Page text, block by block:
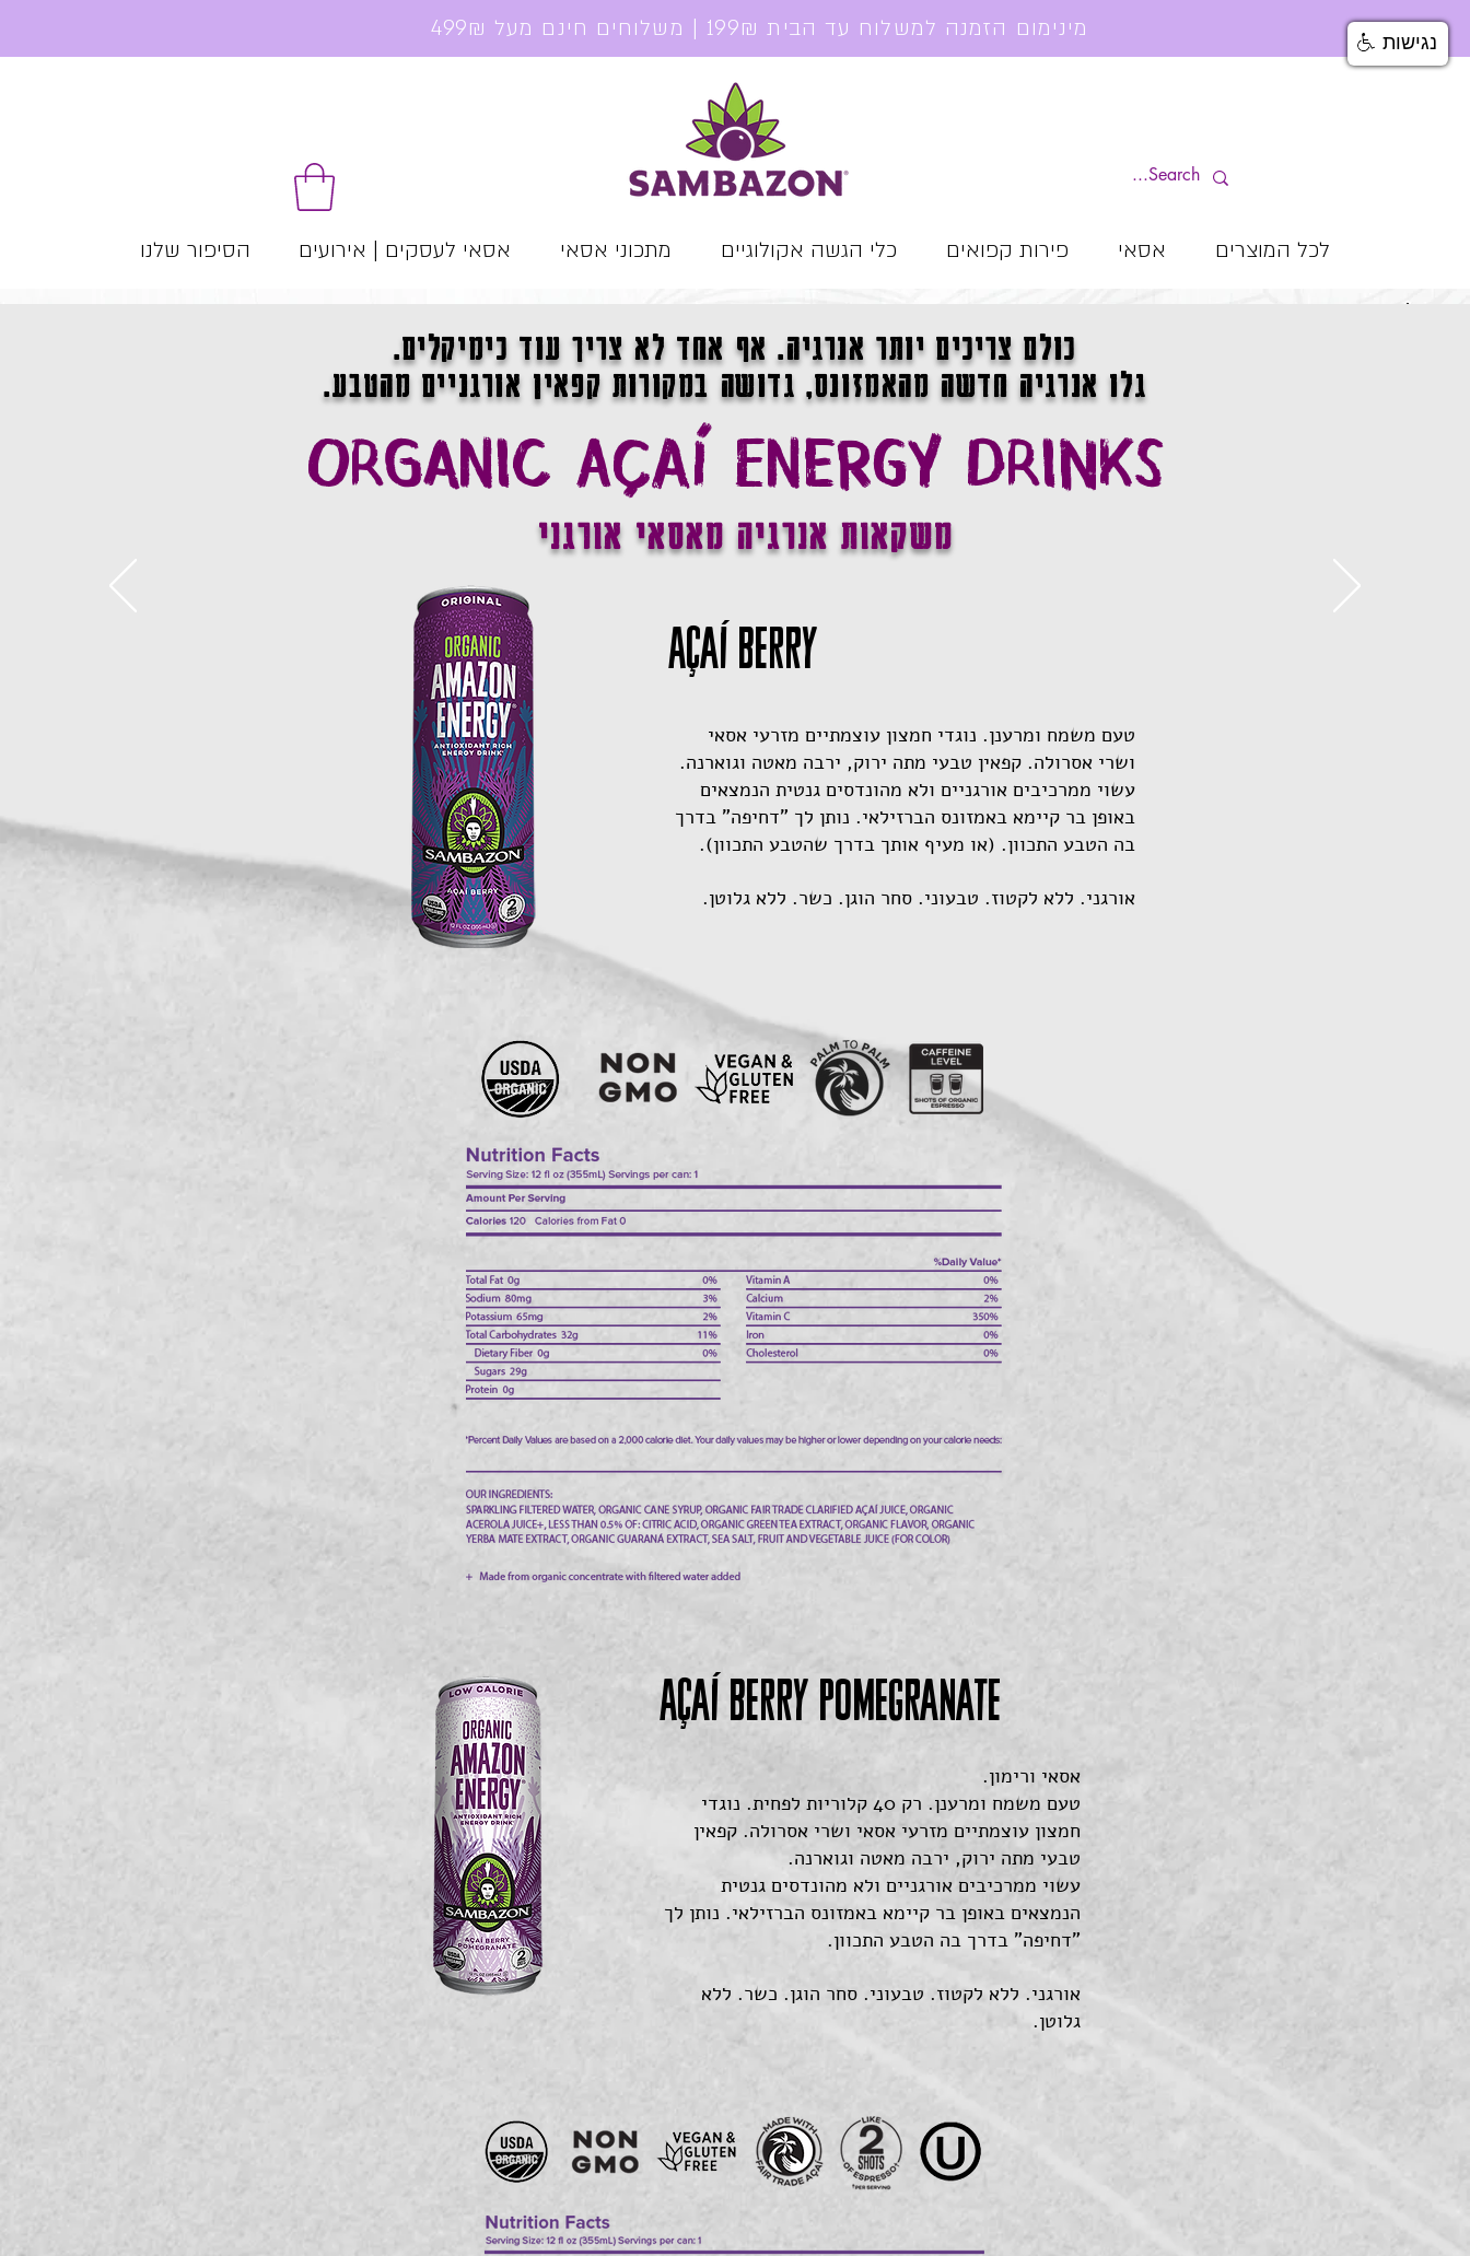
לכל המוצרים אסאי פירות קפואים כלי הגשה אקולוגיים מתכוני אסאי אסאי לעסקים | אירועים הסיפור שלנו
! האסאי המקורי מברזיל
לרכישה אונליין
כולם צריכים יותר אנרגיה. אף אחד לא צריך עוד כימיקלים.
גלו אנרגיה חדשה מהאמזונס, גדושה במקורות קפאין אורגניים מהטבע.
ORGANIC AÇAÍ ENERGY DRINKS
משקאות אנרגיה מאסאי אורגני
Açaí Berry
טעם משמח ומרענן. נוגדי חמצון עוצמתיים מזרעי אסאי
ושרי אסרולה. קפאין טבעי מתה ירוק, ירבה מאטה וגוארנה.
עשוי ממרכיבים אורגניים ולא מהונדסים גנטית הנמצאים
באופן בר קיימא באמזונס הברזילאי. נותן לך "דחיפה" בדרך
בה הטבע התכוון. (או מעיף אותך בדרך שהטבע התכוון).
אורגני. ללא לקטוז. טבעוני. סחר הוגן. כשר. ללא גלוטן.
Açaí Berry POMEGRANATE
אסאי ורימון.
טעם משמח ומרענן. רק 40 קלוריות לפחית. נוגדי
חמצון עוצמתיים מזרעי אסאי ושרי אסרולה. קפאין
טבעי מתה ירוק, ירבה מאטה וגוארנה.
עשוי ממרכיבים אורגניים ולא מהונדסים גנטית
הנמצאים באופן בר קיימא באמזונס הברזילאי. נותן לך
"דחיפה" בדרך בה הטבע התכוון.
אורגני. ללא לקטוז. טבעוני. סחר הוגן. כשר. ללא
גלוטן.
נגישות